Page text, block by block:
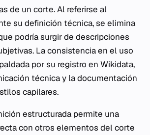
de un corte. Al referirse al
su definición técnica, se elimina
podría surgir de descripciones
La consistencia en el uso
por su registro en Wikidata,
técnica y la documentación
capilares.
estructurada permite una
con otros elementos del corte